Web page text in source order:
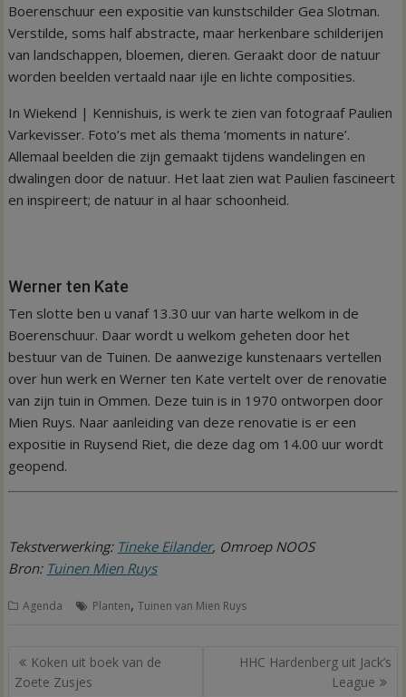
Boerenschuur een expositie van kunstschilder Gea Slotman.
Verstilde, soms half abstracte, maar herkenbare schilderijen
van landschappen, bloemen, dieren. Geraakt door de natuur
worden beelden vertaald naar ijle en lichte composities.
In Wiekend | Kennishuis, is werk te zien van fotograaf Paulien
Varkevisser. Foto’s met als thema ‘moments in nature’.
Allemaal beelden die zijn gemaakt tijdens wandelingen en
dwalingen door de natuur. Het laat zien wat Paulien fascineert
en inspireert; de natuur in al haar schoonheid.
Werner ten Kate
Ten slotte ben u vanaf 13.30 uur van harte welkom in de
Boerenschuur. Daar wordt u welkom geheten door het
bestuur van de Tuinen. De aanwezige kunstenaars vertellen
over hun werk en Werner ten Kate vertelt over de renovatie
van zijn tuin in Ommen. Deze tuin is in 1970 ontworpen door
Mien Ruys. Naar aanleiding van deze renovatie is er een
expositie in Ruysend Riet, die deze dag om 14.00 uur wordt
geopend.
Tekstverwerking: Tineke Eilander, Omroep NOOS
Bron: Tuinen Mien Ruys
Agenda Planten,Tuinen van Mien Ruys
Bericht
navigatie
Koken uit boek van de
Zoete Zusjes
HHC Hardenberg uit Jack’s
League